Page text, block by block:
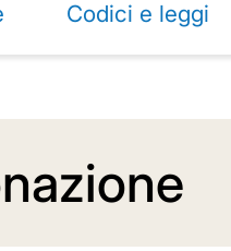
Codici e leggi